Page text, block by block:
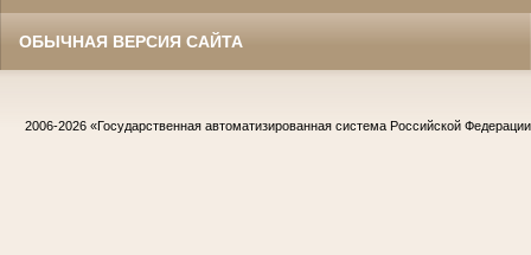
ОБЫЧНАЯ ВЕРСИЯ САЙТА
2006-2026 «Государственная автоматизированная система Российской